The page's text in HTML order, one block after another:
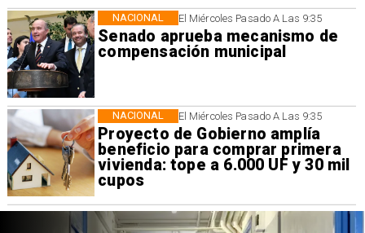
El Miércoles Pasado A Las 9:35
Senado aprueba mecanismo de
compensación municipal
NACIONAL
El Miércoles Pasado A Las 9:35
Proyecto de Gobierno amplía
beneficio para comprar primera
vivienda: tope a 6.000 UF y 30 mil
cupos
NACIONAL